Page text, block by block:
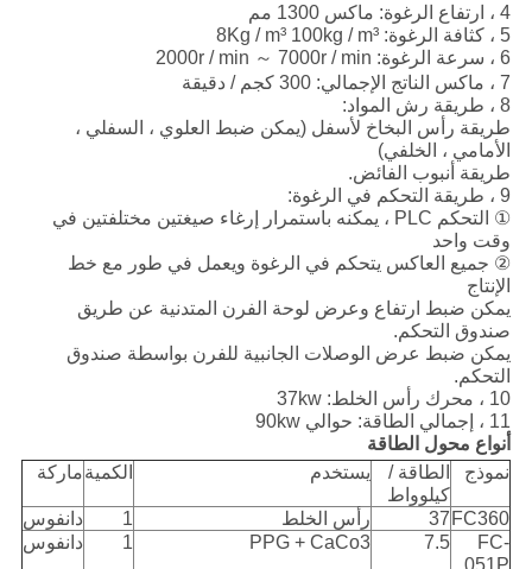
4 ، ارتفاع الرغوة: ماكس 1300 مم
5 ، كثافة الرغوة: 8Kg / m³ 100kg / m³
6 ، سرعة الرغوة: 2000r / min ～ 7000r / min
7 ، ماكس الناتج الإجمالي: 300 كجم / دقيقة
8 ، طريقة رش المواد:
طريقة رأس البخاخ لأسفل (يمكن ضبط العلوي ، السفلي ،
الأمامي ، الخلفي)
طريقة أنبوب الفائض.
9 ، طريقة التحكم في الرغوة:
① التحكم PLC ، يمكنه باستمرار إرغاء صيغتين مختلفتين في
وقت واحد
② جميع العاكس يتحكم في الرغوة ويعمل في طور مع خط
الإنتاج
يمكن ضبط ارتفاع وعرض لوحة الفرن المتدنية عن طريق
صندوق التحكم.
يمكن ضبط عرض الوصلات الجانبية للفرن بواسطة صندوق
التحكم.
10 ، محرك رأس الخلط: 37kw
11 ، إجمالي الطاقة: حوالي 90kw
أنواع محول الطاقة
نموذج
الطاقة /
كيلوواط
يستخدم الكميةماركة
FC360
37 رأس الخلط 1
دانفوس
FC-
7.5
PPG + CaCo3
1 دانفوس